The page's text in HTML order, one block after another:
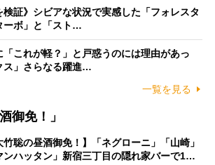
検証》シビアな状況で実感した「フォレスタ
ボ」と「スト…
これが軽？」と戸惑うのには理由があっ
」さらなる躍進…
一覧を見る
御免！」
竹聡の昼酒御免！】「ネグローニ」「山崎」
ンハッタン」新宿三丁目の隠れ家バーで1…